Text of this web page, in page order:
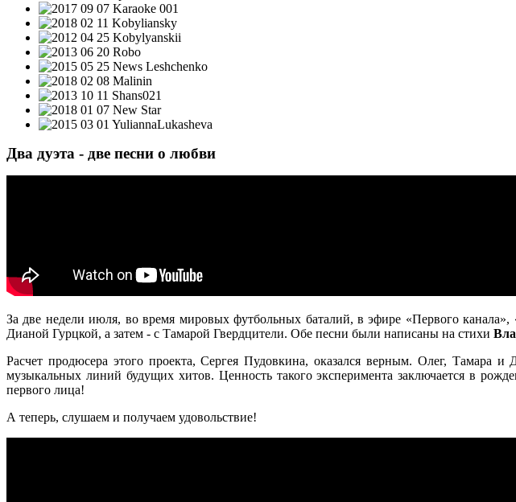
Два дуэта - две песни о любви
За две недели июля, во время мировых футбольных баталий, в эфире «Первого
Дианой Гурцкой, а затем - с Тамарой Гвердцители. Обе песни были написаны на стихи
Расчет продюсера этого проекта, Сергея Пудовкина, оказался верным. Олег, Тамара
музыкальных линий будущих хитов. Ценность такого эксперимента заключается в
первого лица!
А теперь, слушаем и получаем удовольствие!